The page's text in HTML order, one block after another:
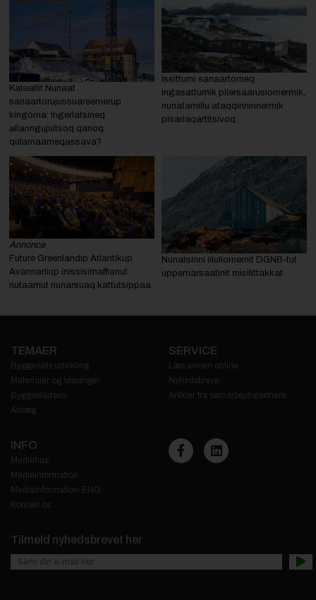
Kalaallit Nunaat
sanaartorujussuareernerup
kingorna: Ingerlatsineq
allanngujuitsoq qanoq
qularnaarneqassava?
Issittumi sanaartorneq
ingasattumik pilersaarusiornermik,
nunatamillu ataqqinninnermik
pisariaqartitsivoq
Annonce
Future Greenlandip Atlantikup
Avannarliup inissisimaffianut
nutaamut nunarsuaq kattutsippaa
Nunatsinni illuliornernit DGNB-tut
uppernarsaatinit misilittakkat
TEMAER
Byggeriets udvikling
Materialer og løsninger
Byggepladsen
Anlæg
SERVICE
Læs avisen online
Nyhedsbreve
Artikler fra samarbejdspartnere
INFO
Mediehus
Medieinformation
Mediainformation-ENG
Kontakt os
Tilmeld nyhedsbrevet her